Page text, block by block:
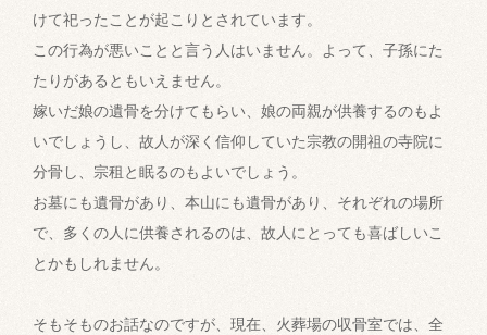
けて祀ったことが起こりとされています。
この行為が悪いことと言う人はいません。よって、子孫にた
たりがあるともいえません。
嫁いだ娘の遺骨を分けてもらい、娘の両親が供養するのもよ
いでしょうし、故人が深く信仰していた宗教の開祖の寺院に
分骨し、宗租と眠るのもよいでしょう。
お墓にも遺骨があり、本山にも遺骨があり、それぞれの場所
で、多くの人に供養されるのは、故人にとっても喜ばしいこ
とかもしれません。
そもそものお話なのですが、現在、火葬場の収骨室では、全